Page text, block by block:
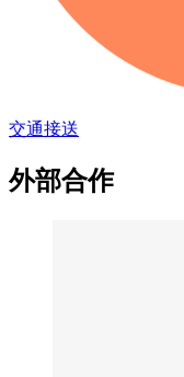
交通接送
外部合作